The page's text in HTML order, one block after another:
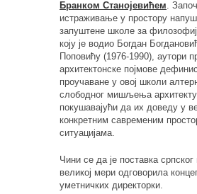
Бранком Станојевићем.
истраживање у простору
запуштене школе за
коју је водио Богдан
Поповићу (1976-1990), аутори
архитектонске појмове
проучаване у овој школи
слободног мишљења
покушавајући да их доведу у
конкретним савременим
ситуацијама.
Чини се да је поставка
великој мери одговорила
уметничких директорки.